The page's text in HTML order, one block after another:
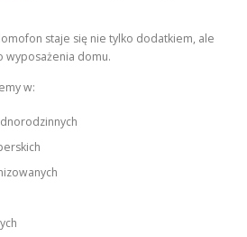
staje się nie tylko dodatkiem, ale
domu.
w: